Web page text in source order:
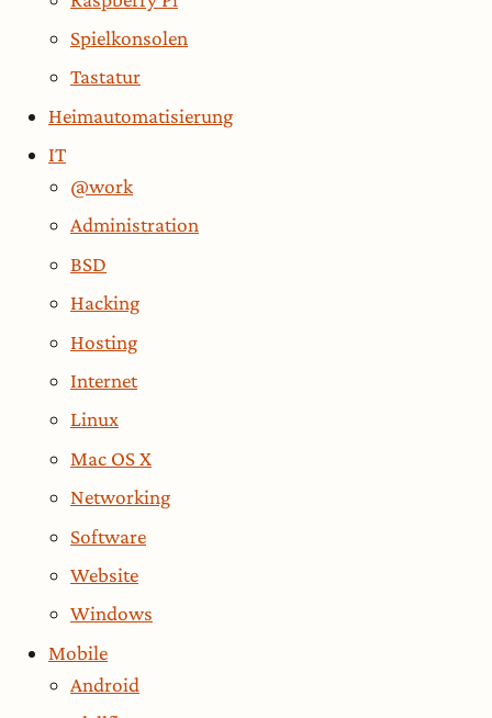
Spielkonsolen
Tastatur
Heimautomatisierung
IT
@work
Administration
BSD
Hacking
Hosting
Internet
Linux
Mac OS X
Networking
Software
Website
Windows
Mobile
Android